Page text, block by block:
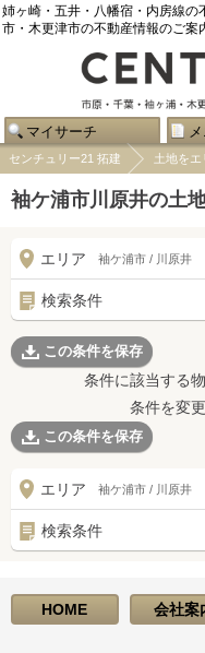
姉ヶ崎・五井・八幡宿・内房線
市・木更津市の不動産情報のご案
マイサーチ
センチュリー21 拓建 土地をエ
袖ケ浦市川原井の土
エリア 袖ケ浦市 / 川原井
検索条件
この条件を保存
条件に該当する
条件を変
この条件を保存
エリア 袖ケ浦市 / 川原井
検索条件
HOME 会社案